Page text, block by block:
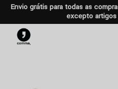
Envio grátis para todas as
excepto